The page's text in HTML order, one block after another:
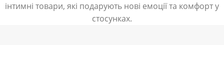
інтимні товари, які подарують нові емоції та комфорт у
стосунках.